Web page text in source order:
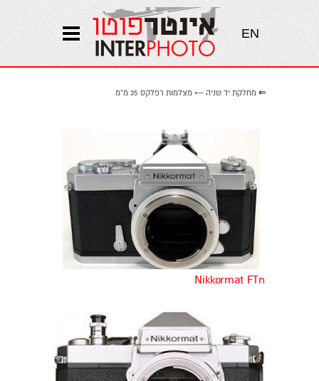
EN
⇐ מחלקת יד שניה ← מצלמות רפלקס 35 מ"מ
Nikkormat FTn